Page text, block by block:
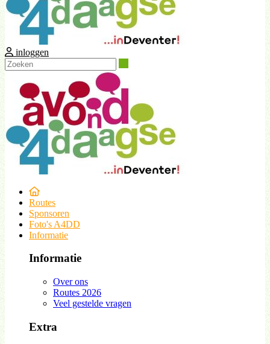
inloggen
Routes
Sponsoren
Foto's A4DD
Informatie
Informatie
Over ons
Routes 2026
Veel gestelde vragen
Extra